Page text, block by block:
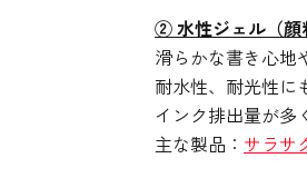
② 水性ジェル（顔
滑らかな書き心地
耐水性、耐光性に
インク排出量が多
主な製品： サラサ